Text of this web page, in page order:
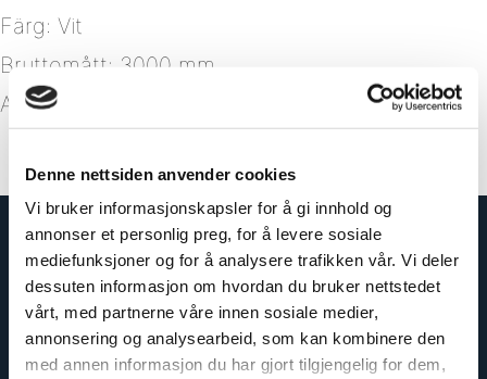
Denne nettsiden anvender cookies
Vi bruker informasjonskapsler for å gi innhold og
annonser et personlig preg, for å levere sosiale
mediefunksjoner og for å analysere trafikken vår. Vi deler
dessuten informasjon om hvordan du bruker nettstedet
vårt, med partnerne våre innen sosiale medier,
annonsering og analysearbeid, som kan kombinere den
med annen informasjon du har gjort tilgjengelig for dem,
Färg: Vit
Bruttomått: 3000 mm
Artikelnummer: 163931